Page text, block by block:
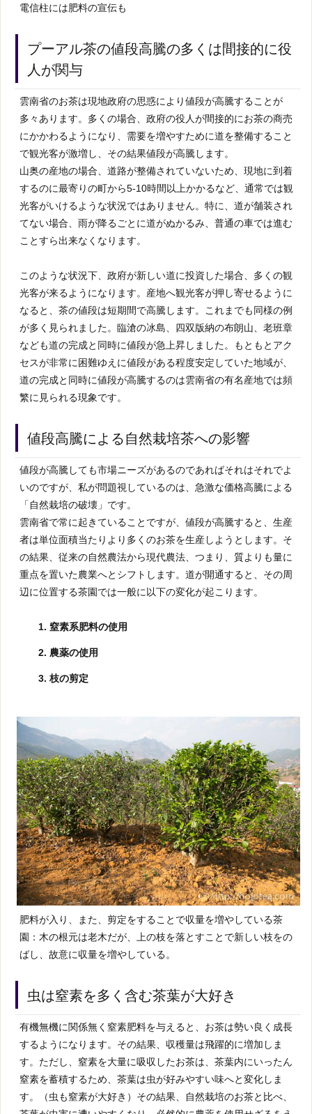
電信柱には肥料の宣伝も
プーアル茶の値段高騰の多くは間接的に役
人が関与
雲南省のお茶は現地政府の思惑により値段が高騰することが
多々あります。多くの場合、政府の役人が間接的にお茶の商売
にかかわるようになり、需要を増やすために道を整備すること
で観光客が激増し、その結果値段が高騰します。
山奥の産地の場合、道路が整備されていないため、現地に到着
するのに最寄りの町から5-10時間以上かかるなど、通常では観
光客がいけるような状況ではありません。特に、道が舗装され
てない場合、雨が降るごとに道がぬかるみ、普通の車では進む
ことすら出来なくなります。
このような状況下、政府が新しい道に投資した場合、多くの観
光客が来るようになります。産地へ観光客が押し寄せるように
なると、茶の値段は短期間で高騰します。これまでも同様の例
が多く見られました。臨滄の冰島、四双版納の布朗山、老班章
なども道の完成と同時に値段が急上昇しました。もともとアク
セスが非常に困難ゆえに値段がある程度安定していた地域が、
道の完成と同時に値段が高騰するのは雲南省の有名産地では頻
繁に見られる現象です。
値段高騰による自然栽培茶への影響
値段が高騰しても市場ニーズがあるのであればそれはそれでよ
いのですが、私が問題視しているのは、急激な価格高騰による
「自然栽培の破壊」です。
雲南省で常に起きていることですが、値段が高騰すると、生産
者は単位面積当たりより多くのお茶を生産しようとします。そ
の結果、従来の自然農法から現代農法、つまり、質よりも量に
重点を置いた農業へとシフトします。道が開通すると、その周
辺に位置する茶園では一般に以下の変化が起こります。
窒素系肥料の使用
農薬の使用
枝の剪定
肥料が入り、また、剪定をすることで収量を増やしている茶
園：木の根元は老木だが、上の枝を落とすことで新しい枝をの
ばし、故意に収量を増やしている。
虫は窒素を多く含む茶葉が大好き
有機無機に関係無く窒素肥料を与えると、お茶は勢い良く成長
するようになります。その結果、収穫量は飛躍的に増加しま
す。ただし、窒素を大量に吸収したお茶は、茶葉内にいったん
窒素を蓄積するため、茶葉は虫が好みやすい味へと変化しま
す。（虫も窒素が大好き）その結果、自然栽培のお茶と比べ、